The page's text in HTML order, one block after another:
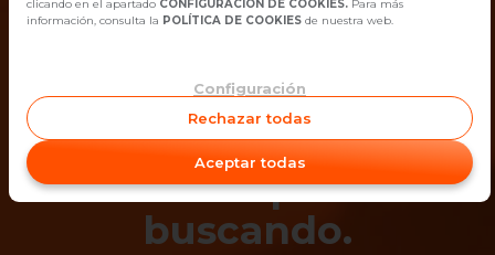
Empleo
Oficinas
Contacto
¡Ups! Ya no está
disponible el
inmueble que estás
buscando.
clicando en el apartado CONFIGURACIÓN DE COOKIES. Para más
información, consulta la POLÍTICA DE COOKIES de nuestra web.
Configuración
Rechazar todas
Aceptar todas